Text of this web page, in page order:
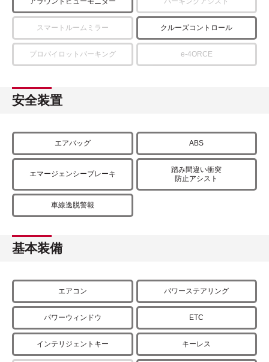
スマートルームミラー クルーズコントロール
プロパイロットパーキング e-4ORCE
安全装置
エアバッグ ABS
エマージェンシーブレーキ
踏み間違い衝突
防止アシスト
車線逸脱警報
基本装備
エアコン パワーステアリング
パワーウィンドウ ETC
インテリジェントキー キーレス